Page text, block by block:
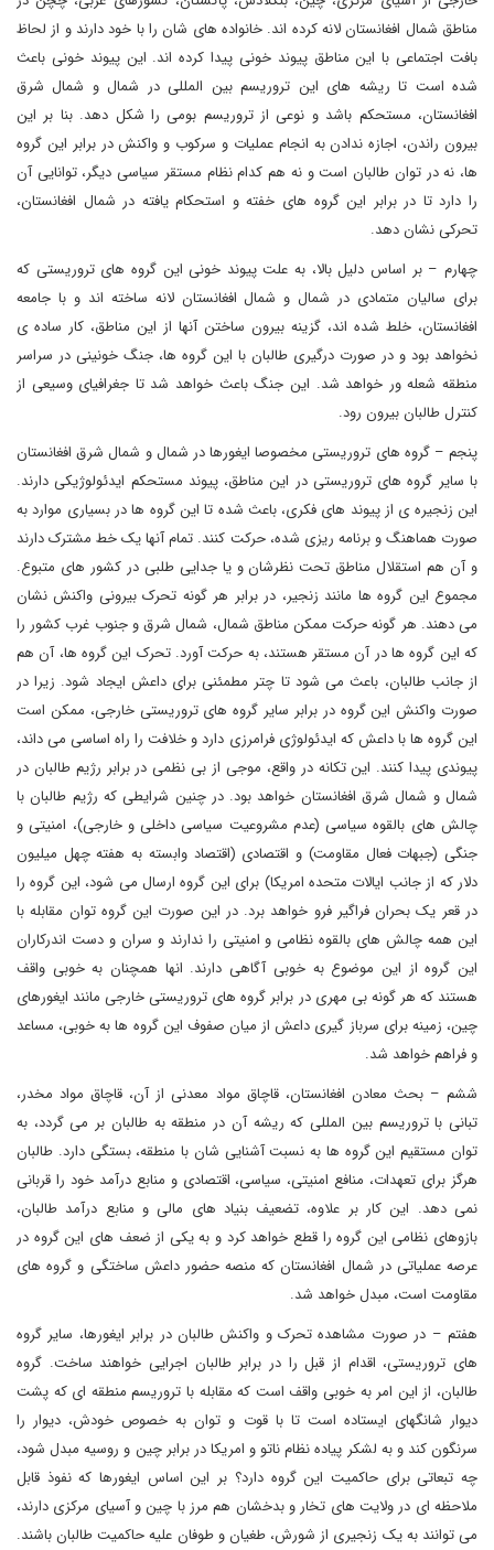
مناطق شمال افغانستان لانه کرده اند. خانواده های شان را با خود دارند و از لحاظ
بافت اجتماعی با این مناطق پیوند خونی پیدا کرده اند. این پیوند خونی باعث
شده است تا ریشه های این تروریسم بین المللی در شمال و شمال شرق
افغانستان، مستحکم باشد و نوعی از تروریسم بومی را شکل دهد. بنا بر این
بیرون راندن، اجازه ندادن به انجام عملیات و سرکوب و واکنش در برابر این گروه
ها، نه در توان طالبان است و نه هم کدام نظام مستقر سیاسی دیگر، توانایی آن
را دارد تا در برابر این گروه های خفته و استحکام یافته در شمال افغانستان،
تحرکی نشان دهد.
چهارم – بر اساس دلیل بالا، به علت پیوند خونی این گروه های تروریستی که
برای سالیان متمادی در شمال و شمال افغانستان لانه ساخته اند و با جامعه
افغانستان، خلط شده اند، گزینه بیرون ساختن آنها از این مناطق، کار ساده ی
نخواهد بود و در صورت درگیری طالبان با این گروه ها، جنگ خونینی در سراسر
منطقه شعله ور خواهد شد. این جنگ باعث خواهد شد تا جغرافیای وسیعی از
کنترل طالبان بیرون رود.
پنجم – گروه های تروریستی مخصوصا ایغورها در شمال و شمال شرق افغانستان
با سایر گروه های تروریستی در این مناطق، پیوند مستحکم ایدئولوژیکی دارند.
این زنجیره ی از پیوند های فکری، باعث شده تا این گروه ها در بسیاری موارد به
صورت هماهنگ و برنامه ریزی شده، حرکت کنند. تمام آنها یک خط مشترک دارند
و آن هم استقلال مناطق تحت نظرشان و یا جدایی طلبی در کشور های متبوع.
مجموع این گروه ها مانند زنجیر، در برابر هر گونه تحرک بیرونی واکنش نشان
می دهند. هر گونه حرکت ممکن مناطق شمال، شمال شرق و جنوب غرب کشور را
که این گروه ها در آن مستقر هستند، به حرکت آورد. تحرک این گروه ها، آن هم
از جانب طالبان، باعث می شود تا چتر مطمئنی برای داعش ایجاد شود. زیرا در
صورت واکنش این گروه در برابر سایر گروه های تروریستی خارجی، ممکن است
این گروه ها با داعش که ایدئولوژی فرامرزی دارد و خلافت را راه اساسی می داند،
پیوندی پیدا کنند. این تکانه در واقع، موجی از بی نظمی در برابر رژیم طالبان در
شمال و شمال شرق افغانستان خواهد بود. در چنین شرایطی که رژیم طالبان با
چالش های بالقوه سیاسی (عدم مشروعیت سیاسی داخلی و خارجی)، امنیتی و
جنگی (جبهات فعال مقاومت) و اقتصادی (اقتصاد وابسته به هفته چهل میلیون
دلار که از جانب ایالات متحده امریکا) برای این گروه ارسال می شود، این گروه را
در قعر یک بحران فراگیر فرو خواهد برد. در این صورت این گروه توان مقابله با
این همه چالش های بالقوه نظامی و امنیتی را ندارند و سران و دست اندرکاران
این گروه از این موضوع به خوبی آگاهی دارند. انها همچنان به خوبی واقف
هستند که هر گونه بی مهری در برابر گروه های تروریستی خارجی مانند ایغورهای
چین، زمینه برای سرباز گیری داعش از میان صفوف این گروه ها به خوبی، مساعد
و فراهم خواهد شد.
ششم – بحث معادن افغانستان، قاچاق مواد معدنی از آن، قاچاق مواد مخدر،
تبانی با تروریسم بین المللی که ریشه آن در منطقه به طالبان بر می گردد، به
توان مستقیم این گروه ها به نسبت آشنایی شان با منطقه، بستگی دارد. طالبان
هرگز برای تعهدات، منافع امنیتی، سیاسی، اقتصادی و منابع درآمد خود را قربانی
نمی دهد. این کار بر علاوه، تضعیف بنیاد های مالی و منابع درآمد طالبان،
بازوهای نظامی این گروه را قطع خواهد کرد و به یکی از ضعف های این گروه در
عرصه عملیاتی در شمال افغانستان که منصه حضور داعش ساختگی و گروه های
مقاومت است، مبدل خواهد شد.
هفتم – در صورت مشاهده تحرک و واکنش طالبان در برابر ایغورها، سایر گروه
های تروریستی، اقدام از قبل را در برابر طالبان اجرایی خواهند ساخت. گروه
طالبان، از این امر به خوبی واقف است که مقابله با تروریسم منطقه ای که پشت
دیوار شانگهای ایستاده است تا با قوت و توان به خصوص خودش، دیوار را
سرنگون کند و به لشکر پیاده نظام ناتو و امریکا در برابر چین و روسیه مبدل شود،
چه تبعاتی برای حاکمیت این گروه دارد؟ بر این اساس ایغورها که نفوذ قابل
ملاحظه ای در ولایت های تخار و بدخشان هم مرز با چین و آسیای مرکزی دارند،
می توانند به یک زنجیری از شورش، طغیان و طوفان علیه حاکمیت طالبان باشند.